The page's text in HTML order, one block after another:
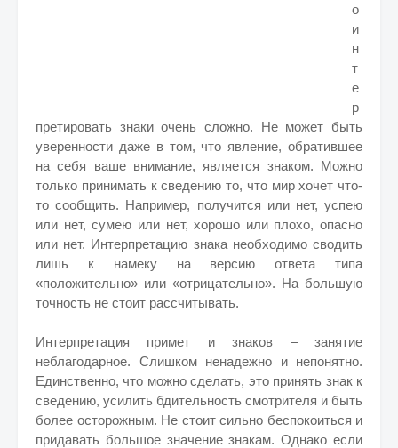
о
и
н
т
е
р
претировать знаки очень сложно. Не может быть
уверенности даже в том, что явление, обратившее
на себя ваше внимание, является знаком. Можно
только принимать к сведению то, что мир хочет что-
то сообщить. Например, получится или нет, успею
или нет, сумею или нет, хорошо или плохо, опасно
или нет. Интерпретацию знака необходимо сводить
лишь к намеку на версию ответа типа
«положительно» или «отрицательно». На большую
точность не стоит рассчитывать.
Интерпретация примет и знаков – занятие
неблагодарное. Слишком ненадежно и непонятно.
Единственно, что можно сделать, это принять знак к
сведению, усилить бдительность смотрителя и быть
более осторожным. Не стоит сильно беспокоиться и
придавать большое значение знакам. Однако если